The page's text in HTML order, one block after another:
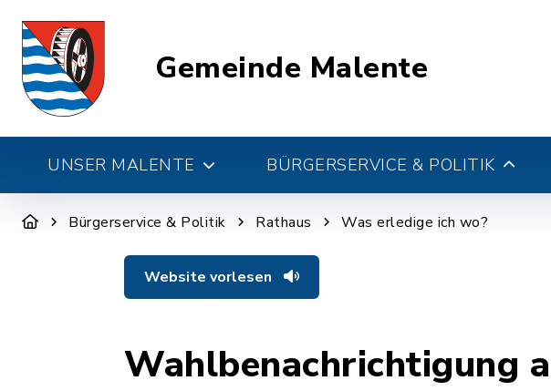
Gemeinde Malente
UNSER MALENTE BÜRGERSERVICE & POLITIK
Bürgerservice & Politik Rathaus Was erledige ich wo?
Website vorlesen
Wahlbenachrichtigung